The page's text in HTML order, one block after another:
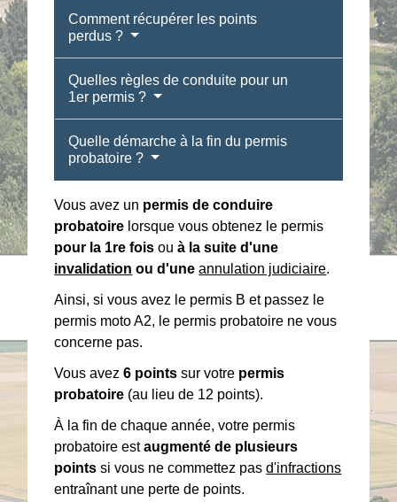
Comment récupérer les points
perdus ?
Quelles règles de conduite pour un
1er permis ?
Quelle démarche à la fin du permis
probatoire ?
Vous avez un permis de conduire
probatoire lorsque vous obtenez le permis
pour la 1re fois ouà la suite d'une
invalidation ou d'uneannulation judiciaire.
Ainsi, si vous avez le permis B et passez le
permis moto A2, le permis probatoire ne vous
concerne pas.
Vous avez6 points sur votre permis
probatoire (au lieu de 12 points).
À la fin de chaque année, votre permis
probatoire estaugmenté de plusieurs
points si vous ne commettez pasd'infractions
entraînant une perte de points.